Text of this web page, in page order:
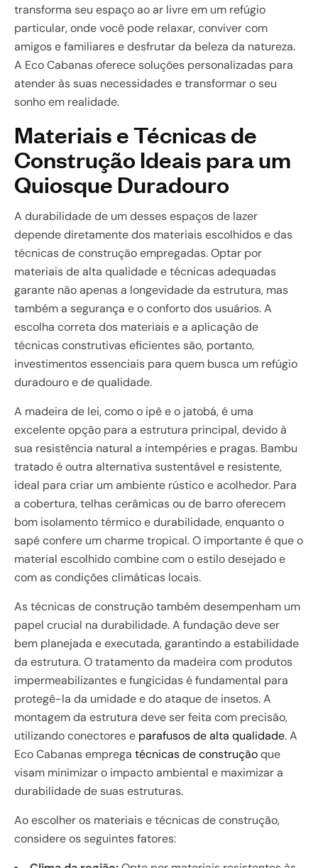
transforma seu espaço ao ar livre em um refúgio
particular, onde você pode relaxar, conviver com
amigos e familiares e desfrutar da beleza da natureza.
A Eco Cabanas oferece soluções personalizadas para
atender às suas necessidades e transformar o seu
sonho em realidade.
Materiais e Técnicas de
Construção Ideais para um
Quiosque Duradouro
A durabilidade de um desses espaços de lazer
depende diretamente dos materiais escolhidos e das
técnicas de construção empregadas. Optar por
materiais de alta qualidade e técnicas adequadas
garante não apenas a longevidade da estrutura, mas
também a segurança e o conforto dos usuários. A
escolha correta dos materiais e a aplicação de
técnicas construtivas eficientes são, portanto,
investimentos essenciais para quem busca um refúgio
duradouro e de qualidade.
A madeira de lei, como o ipê e o jatobá, é uma
excelente opção para a estrutura principal, devido à
sua resistência natural a intempéries e pragas. Bambu
tratado é outra alternativa sustentável e resistente,
ideal para criar um ambiente rústico e acolhedor. Para
a cobertura, telhas cerâmicas ou de barro oferecem
bom isolamento térmico e durabilidade, enquanto o
sapé confere um charme tropical. O importante é que o
material escolhido combine com o estilo desejado e
com as condições climáticas locais.
As técnicas de construção também desempenham um
papel crucial na durabilidade. A fundação deve ser
bem planejada e executada, garantindo a estabilidade
da estrutura. O tratamento da madeira com produtos
impermeabilizantes e fungicidas é fundamental para
protegê-la da umidade e do ataque de insetos. A
montagem da estrutura deve ser feita com precisão,
utilizando conectores e parafusos de alta qualidade. A
Eco Cabanas emprega técnicas de construçãoque
visam minimizar o impacto ambiental e maximizar a
durabilidade de suas estruturas.
Ao escolher os materiais e técnicas de construção,
considere os seguintes fatores: